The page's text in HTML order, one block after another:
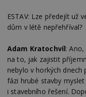
ESTAV: Lze předejít už
dům v létě nepřehříval?
Adam Kratochvíl:
na to, jak zajistit
nebylo v horkých dnech
fázi hrubé stavby
i stavebního řešení.